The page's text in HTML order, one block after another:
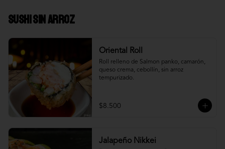
Sushi Sin Arroz
Oriental Roll
Roll relleno de Salmon panko, camarón,
queso crema, cebollín, sin arroz
tempurizado.
$8.500
Jalapeño Nikkei